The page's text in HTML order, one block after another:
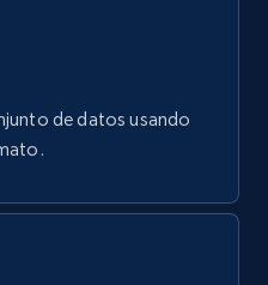
and more.
de datos usando